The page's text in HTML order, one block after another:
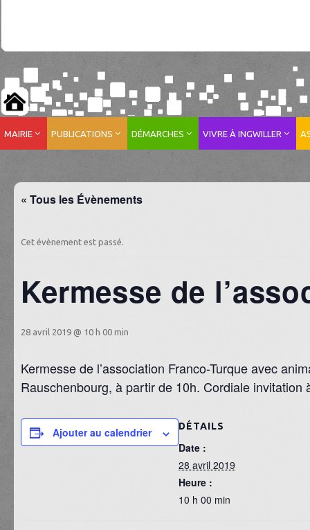
MAIRIE PUBLICATIONS DÉMARCHES VIVRE À INGWILLER
« Tous les Évènements
Cet évènement est passé.
Kermesse de
28 avril 2019 @ 10 h 00 min
Kermesse de l’association Franco-Turque avec
Rauschenbourg, à partir de 10h. Cordiale invitation
Ajouter au calendrier DÉTAILS
Date :
28 avril 2019
Heure :
10 h 00 min